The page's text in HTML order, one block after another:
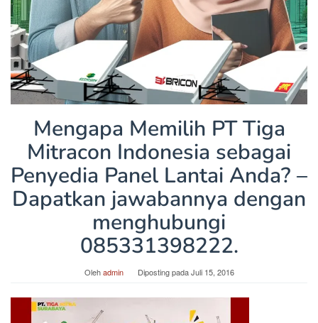
Mengapa Memilih PT Tiga
Mitracon Indonesia sebagai
Penyedia Panel Lantai Anda? –
Dapatkan jawabannya dengan
menghubungi
085331398222.
Olehadmin Diposting padaJuli 15, 2016